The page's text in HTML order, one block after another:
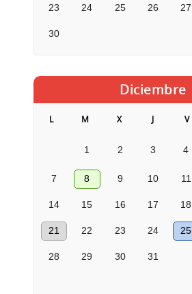
23 24 25 26 27
30
Diciembre
L M X J V
1 2 3 4
7 8 9 10 11
14 15 16 17 18
21 22 23 24 25
28 29 30 31